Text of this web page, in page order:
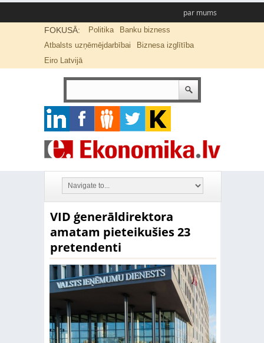
par mums
FOKUSĀ: Politika
Banku bizness
Atbalsts uzņēmējdarbībai
Biznesa izglītība
Eiro Latvijā
VID ģenerāldirektora
amatam pieteikušies 23
pretendenti